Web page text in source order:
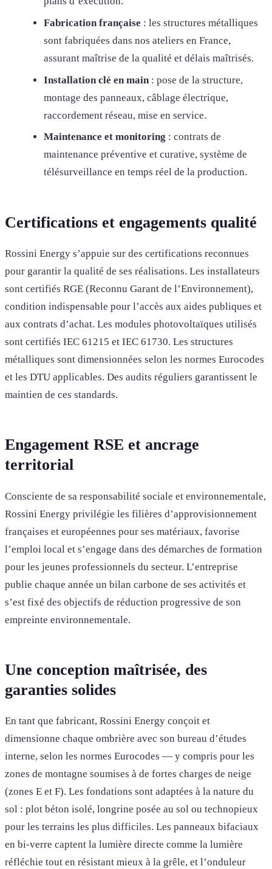
Fabrication française : les structures métalliques
sont fabriquées dans nos ateliers en France,
assurant maîtrise de la qualité et délais maîtrisés.
Installation clé en main: pose de la structure,
montage des panneaux, câblage électrique,
raccordement réseau, mise en service.
Maintenance et monitoring : contrats de
maintenance préventive et curative, système de
télésurveillance en temps réel de la production.
Certifications et engagements qualité
Rossini Energy s’appuie sur des certifications reconnues
pour garantir la qualité de ses réalisations. Les installateurs
sont certifiés RGE (Reconnu Garant de l’Environnement),
condition indispensable pour l’accès aux aides publiques et
aux contrats d’achat. Les modules photovoltaïques utilisés
sont certifiés IEC 61215 et IEC 61730. Les structures
métalliques sont dimensionnées selon les normes Eurocodes
et les DTU applicables. Des audits réguliers garantissent le
maintien de ces standards.
Engagement RSE et ancrage
territorial
Consciente de sa responsabilité sociale et environnementale,
Rossini Energy privilégie les filières d’approvisionnement
françaises et européennes pour ses matériaux, favorise
l’emploi local et s’engage dans des démarches de formation
pour les jeunes professionnels du secteur. L’entreprise
publie chaque année un bilan carbone de ses activités et
s’est fixé des objectifs de réduction progressive de son
empreinte environnementale.
Une conception maîtrisée, des
garanties solides
En tant que fabricant, Rossini Energy conçoit et
dimensionne chaque ombrière avec son bureau d’études
interne, selon les normes Eurocodes — y compris pour les
zones de montagne soumises à de fortes charges de neige
(zones E et F). Les fondations sont adaptées à la nature du
sol : plot béton isolé, longrine posée au sol ou technopieux
pour les terrains les plus difficiles. Les panneaux bifaciaux
en bi-verre captent la lumière directe comme la lumière
réfléchie tout en résistant mieux à la grêle, et l’onduleur